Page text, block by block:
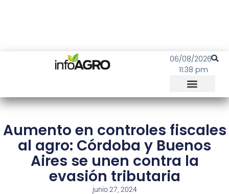
06/08/2026
11:38 pm
Aumento en controles fiscales
al agro: Córdoba y Buenos
Aires se unen contra la
evasión tributaria
junio 27, 2024